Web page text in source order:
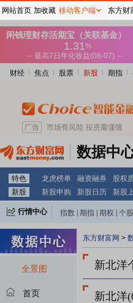
财经 焦点 股票 新股 期指
数据中
特色 龙虎榜单 融资融券 股权
新股
新股申购 新股日历 新股
行情中心 指数 期指 期权 个股
全景图
首页
东方财富网 >
新北洋
新北洋
网站首页 加收藏 移动客户端 东方财